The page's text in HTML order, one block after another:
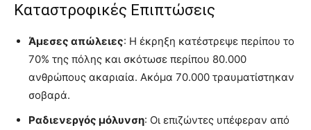
Καταστροφικές Επιπτώσεις
Άμεσες απώλειες: Η έκρηξη κατέστρεψε περίπου το
70% της πόλης και σκότωσε περίπου 80.000
ανθρώπους ακαριαία. Ακόμα 70.000 τραυματίστηκαν
σοβαρά.
Ραδιενεργός μόλυνση: Οι επιζώντες υπέφεραν από